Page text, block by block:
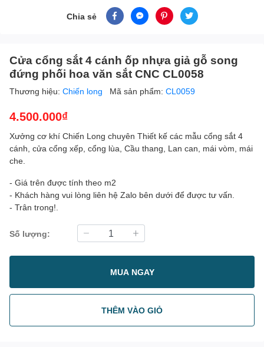
Chia sẻ
Cửa cổng sắt 4 cánh ốp nhựa giả gỗ song
đứng phối hoa văn sắt CNC CL0058
Thương hiệu: Chiến long Mã sản phẩm: CL0059
4.500.000₫
Xưởng cơ khí Chiến Long chuyên Thiết kế các mẫu cổng sắt 4
cánh, cửa cổng xếp, cổng lùa, Cầu thang, Lan can, mái vòm, mái
che.
- Giá trên được tính theo m2
- Khách hàng vui lòng liên hệ Zalo bên dưới để được tư vấn.
- Trân trong!.
Số lượng:
MUA NGAY
THÊM VÀO GIỎ